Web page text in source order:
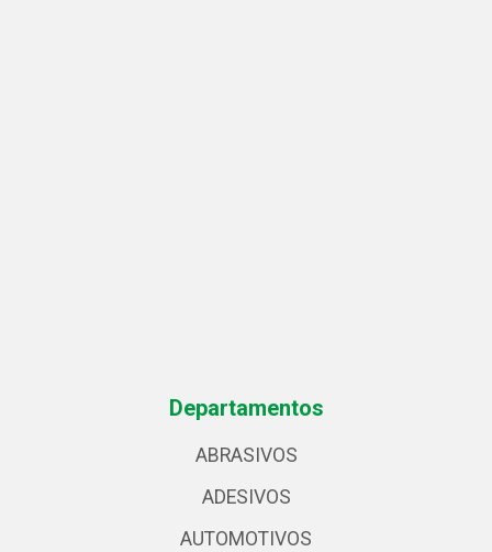
Departamentos
ABRASIVOS
ADESIVOS
AUTOMOTIVOS